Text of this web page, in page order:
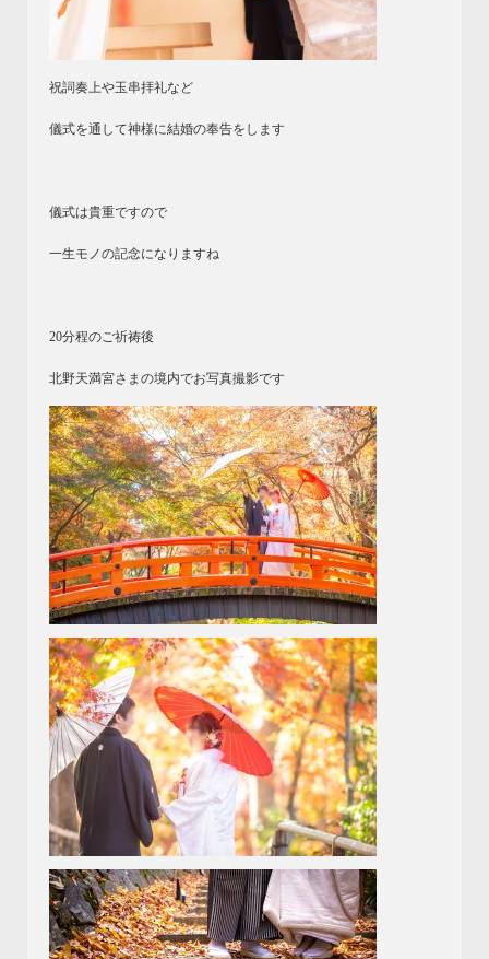
祝詞奏上や玉串拝礼など
儀式を通して神様に結婚の奉告をします
儀式は貴重ですので
一生モノの記念になりますね
20分程のご祈祷後
北野天満宮さまの境内でお写真撮影です